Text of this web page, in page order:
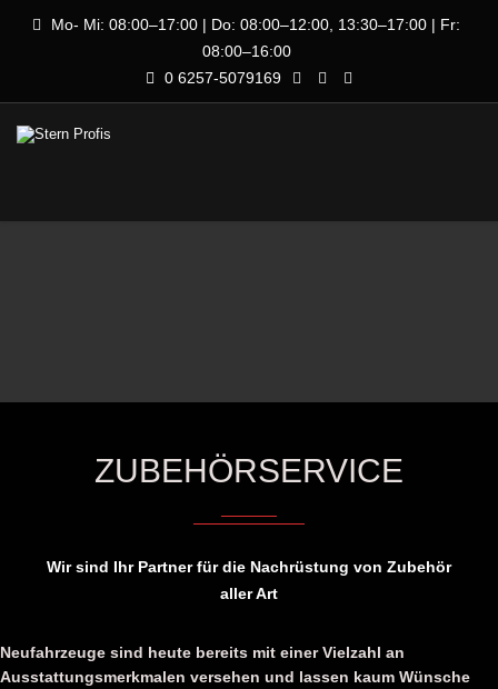
Mo- Mi: 08:00–17:00 | Do: 08:00–12:00, 13:30–17:00 | Fr:
08:00–16:00
0 6257-5079169
ZUBEHÖRSERVICE
Wir sind Ihr Partner für die Nachrüstung von Zubehör
aller Art
Neufahrzeuge sind heute bereits mit einer Vielzahl an
Ausstattungsmerkmalen versehen und lassen kaum Wünsche